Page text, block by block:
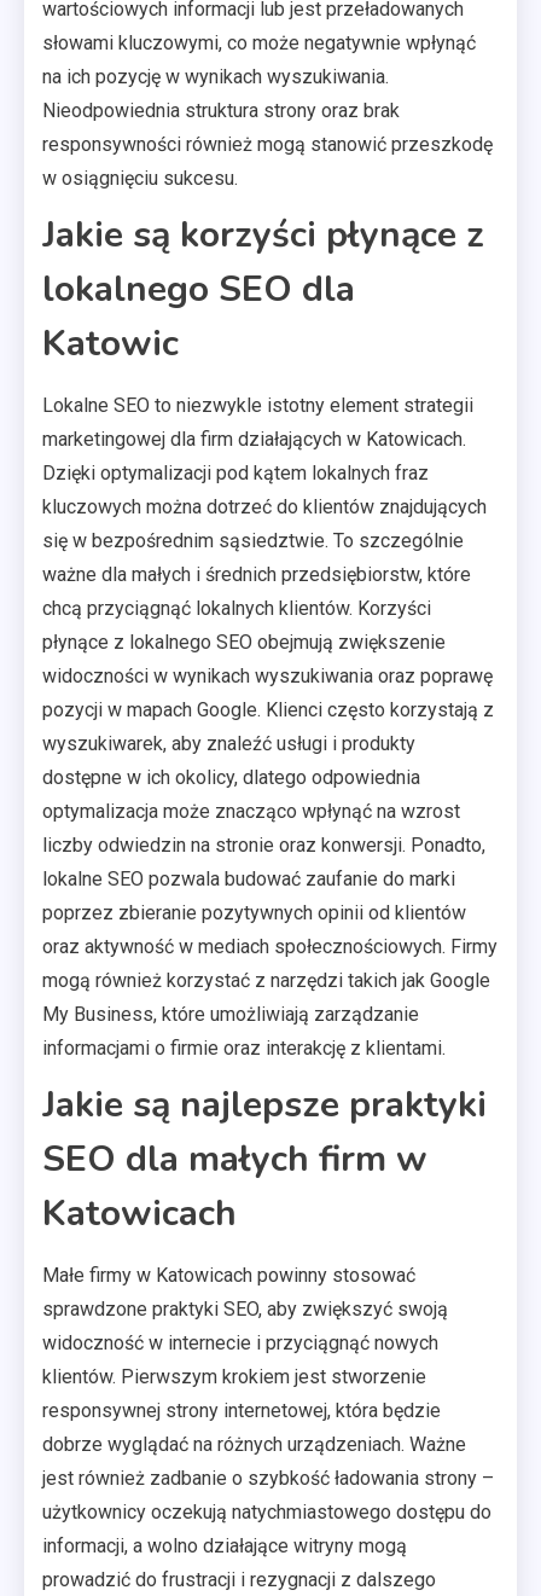
wartościowych informacji lub jest przeładowanych
słowami kluczowymi, co może negatywnie wpłynąć
na ich pozycję w wynikach wyszukiwania.
Nieodpowiednia struktura strony oraz brak
responsywności również mogą stanowić przeszkodę
w osiągnięciu sukcesu.
Jakie są korzyści płynące z
lokalnego SEO dla
Katowic
Lokalne SEO to niezwykle istotny element strategii
marketingowej dla firm działających w Katowicach.
Dzięki optymalizacji pod kątem lokalnych fraz
kluczowych można dotrzeć do klientów znajdujących
się w bezpośrednim sąsiedztwie. To szczególnie
ważne dla małych i średnich przedsiębiorstw, które
chcą przyciągnąć lokalnych klientów. Korzyści
płynące z lokalnego SEO obejmują zwiększenie
widoczności w wynikach wyszukiwania oraz poprawę
pozycji w mapach Google. Klienci często korzystają z
wyszukiwarek, aby znaleźć usługi i produkty
dostępne w ich okolicy, dlatego odpowiednia
optymalizacja może znacząco wpłynąć na wzrost
liczby odwiedzin na stronie oraz konwersji. Ponadto,
lokalne SEO pozwala budować zaufanie do marki
poprzez zbieranie pozytywnych opinii od klientów
oraz aktywność w mediach społecznościowych. Firmy
mogą również korzystać z narzędzi takich jak Google
My Business, które umożliwiają zarządzanie
informacjami o firmie oraz interakcję z klientami.
Jakie są najlepsze praktyki
SEO dla małych firm w
Katowicach
Małe firmy w Katowicach powinny stosować
sprawdzone praktyki SEO, aby zwiększyć swoją
widoczność w internecie i przyciągnąć nowych
klientów. Pierwszym krokiem jest stworzenie
responsywnej strony internetowej, która będzie
dobrze wyglądać na różnych urządzeniach. Ważne
jest również zadbanie o szybkość ładowania strony –
użytkownicy oczekują natychmiastowego dostępu do
informacji, a wolno działające witryny mogą
prowadzić do frustracji i rezygnacji z dalszego